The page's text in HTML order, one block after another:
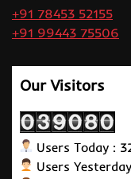
+91 78453 52155
+91 99443 75506
Our Visitors
Users Today :
Users